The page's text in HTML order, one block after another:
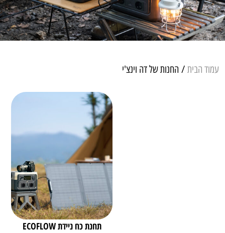
עמוד הבית / החנות של דה וינצ'י
תחנת כח ניידת ECOFLOW